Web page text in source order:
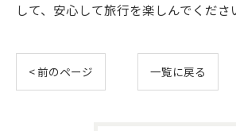
して、安心して旅行を楽しんでくださ
< 前のページ 一覧に戻る